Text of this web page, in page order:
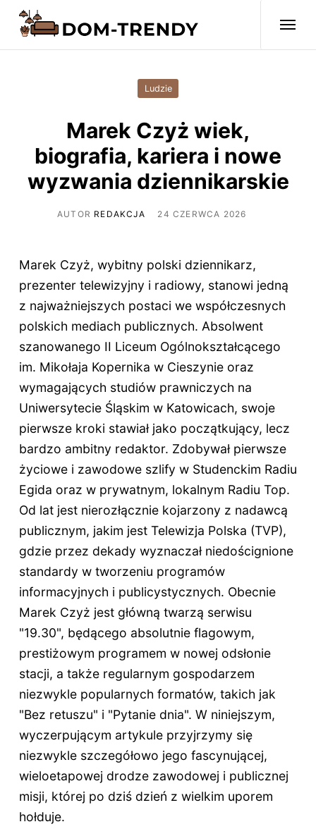
Ludzie
Marek Czyż wiek,
biografia, kariera i nowe
wyzwania dziennikarskie
AUTOR REDAKCJA 24 CZERWCA 2026
Marek Czyż, wybitny polski dziennikarz,
prezenter telewizyjny i radiowy, stanowi jedną
z najważniejszych postaci we współczesnych
polskich mediach publicznych. Absolwent
szanowanego II Liceum Ogólnokształcącego
im. Mikołaja Kopernika w Cieszynie oraz
wymagających studiów prawniczych na
Uniwersytecie Śląskim w Katowicach, swoje
pierwsze kroki stawiał jako początkujący, lecz
bardzo ambitny redaktor. Zdobywał pierwsze
życiowe i zawodowe szlify w Studenckim Radiu
Egida oraz w prywatnym, lokalnym Radiu Top.
Od lat jest nierozłącznie kojarzony z nadawcą
publicznym, jakim jest Telewizja Polska (TVP),
gdzie przez dekady wyznaczał niedoścignione
standardy w tworzeniu programów
informacyjnych i publicystycznych. Obecnie
Marek Czyż jest główną twarzą serwisu
"19.30", będącego absolutnie flagowym,
prestiżowym programem w nowej odsłonie
stacji, a także regularnym gospodarzem
niezwykle popularnych formatów, takich jak
"Bez retuszu" i "Pytanie dnia". W niniejszym,
wyczerpującym artykule przyjrzymy się
niezwykle szczegółowo jego fascynującej,
wieloetapowej drodze zawodowej i publicznej
misji, której po dziś dzień z wielkim uporem
hołduje.